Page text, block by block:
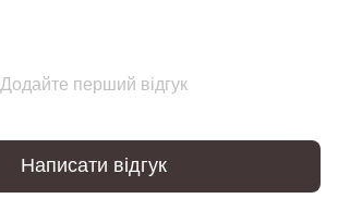
Додайте перший відгук
Написати відгук